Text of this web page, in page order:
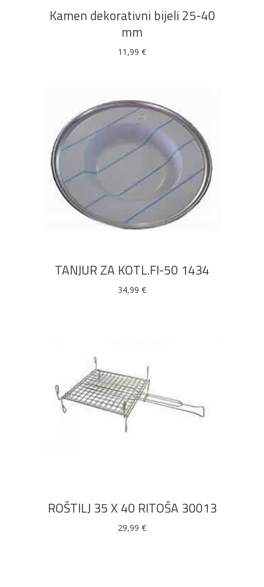
Kamen dekorativni bijeli 25-40
mm
11,99 €
DODAJ U KOŠARICU
TANJUR ZA KOTL.FI-50 1434
34,99 €
ROŠTILJ 35 X 40 RITOŠA 30013
29,99 €